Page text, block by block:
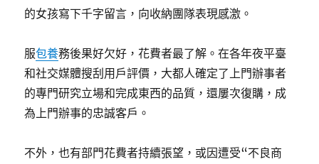
的女孩寫下千字留言，向收納團隊表現感激。
服包養務後果好欠好，花費者最了解。在各年夜平臺
和社交媒體搜刮用戶評價，大都人確定了上門辦事者
的專門研究立場和完成東西的品質，還屢次復購，成
為上門辦事的忠誠客戶。
不外，也有部門花費者持續張望，或因遭受“不良商